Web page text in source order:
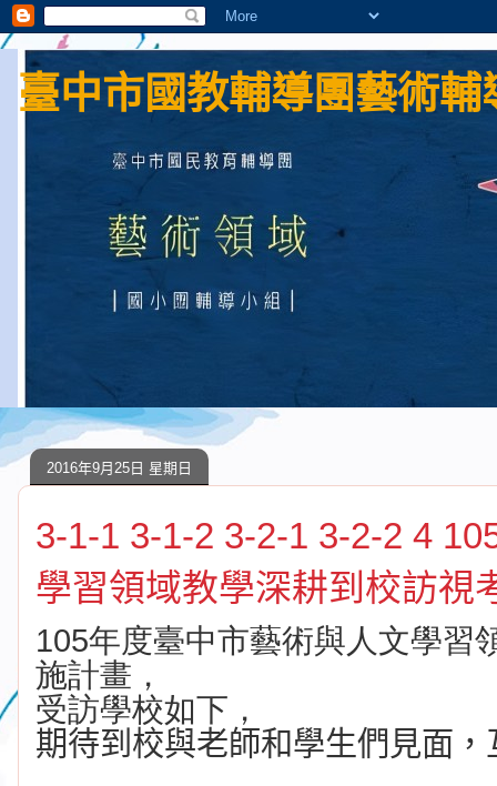
臺中市國教輔導團藝術
2016年9月25日 星期日
3-1-1 3-1-2 3-2-1 3-2-2 4
學習領域教學深耕到校訪視
105年度臺中市藝術與人文學習
施計畫，
受訪學校如下，
期待到校與老師和學生們見面